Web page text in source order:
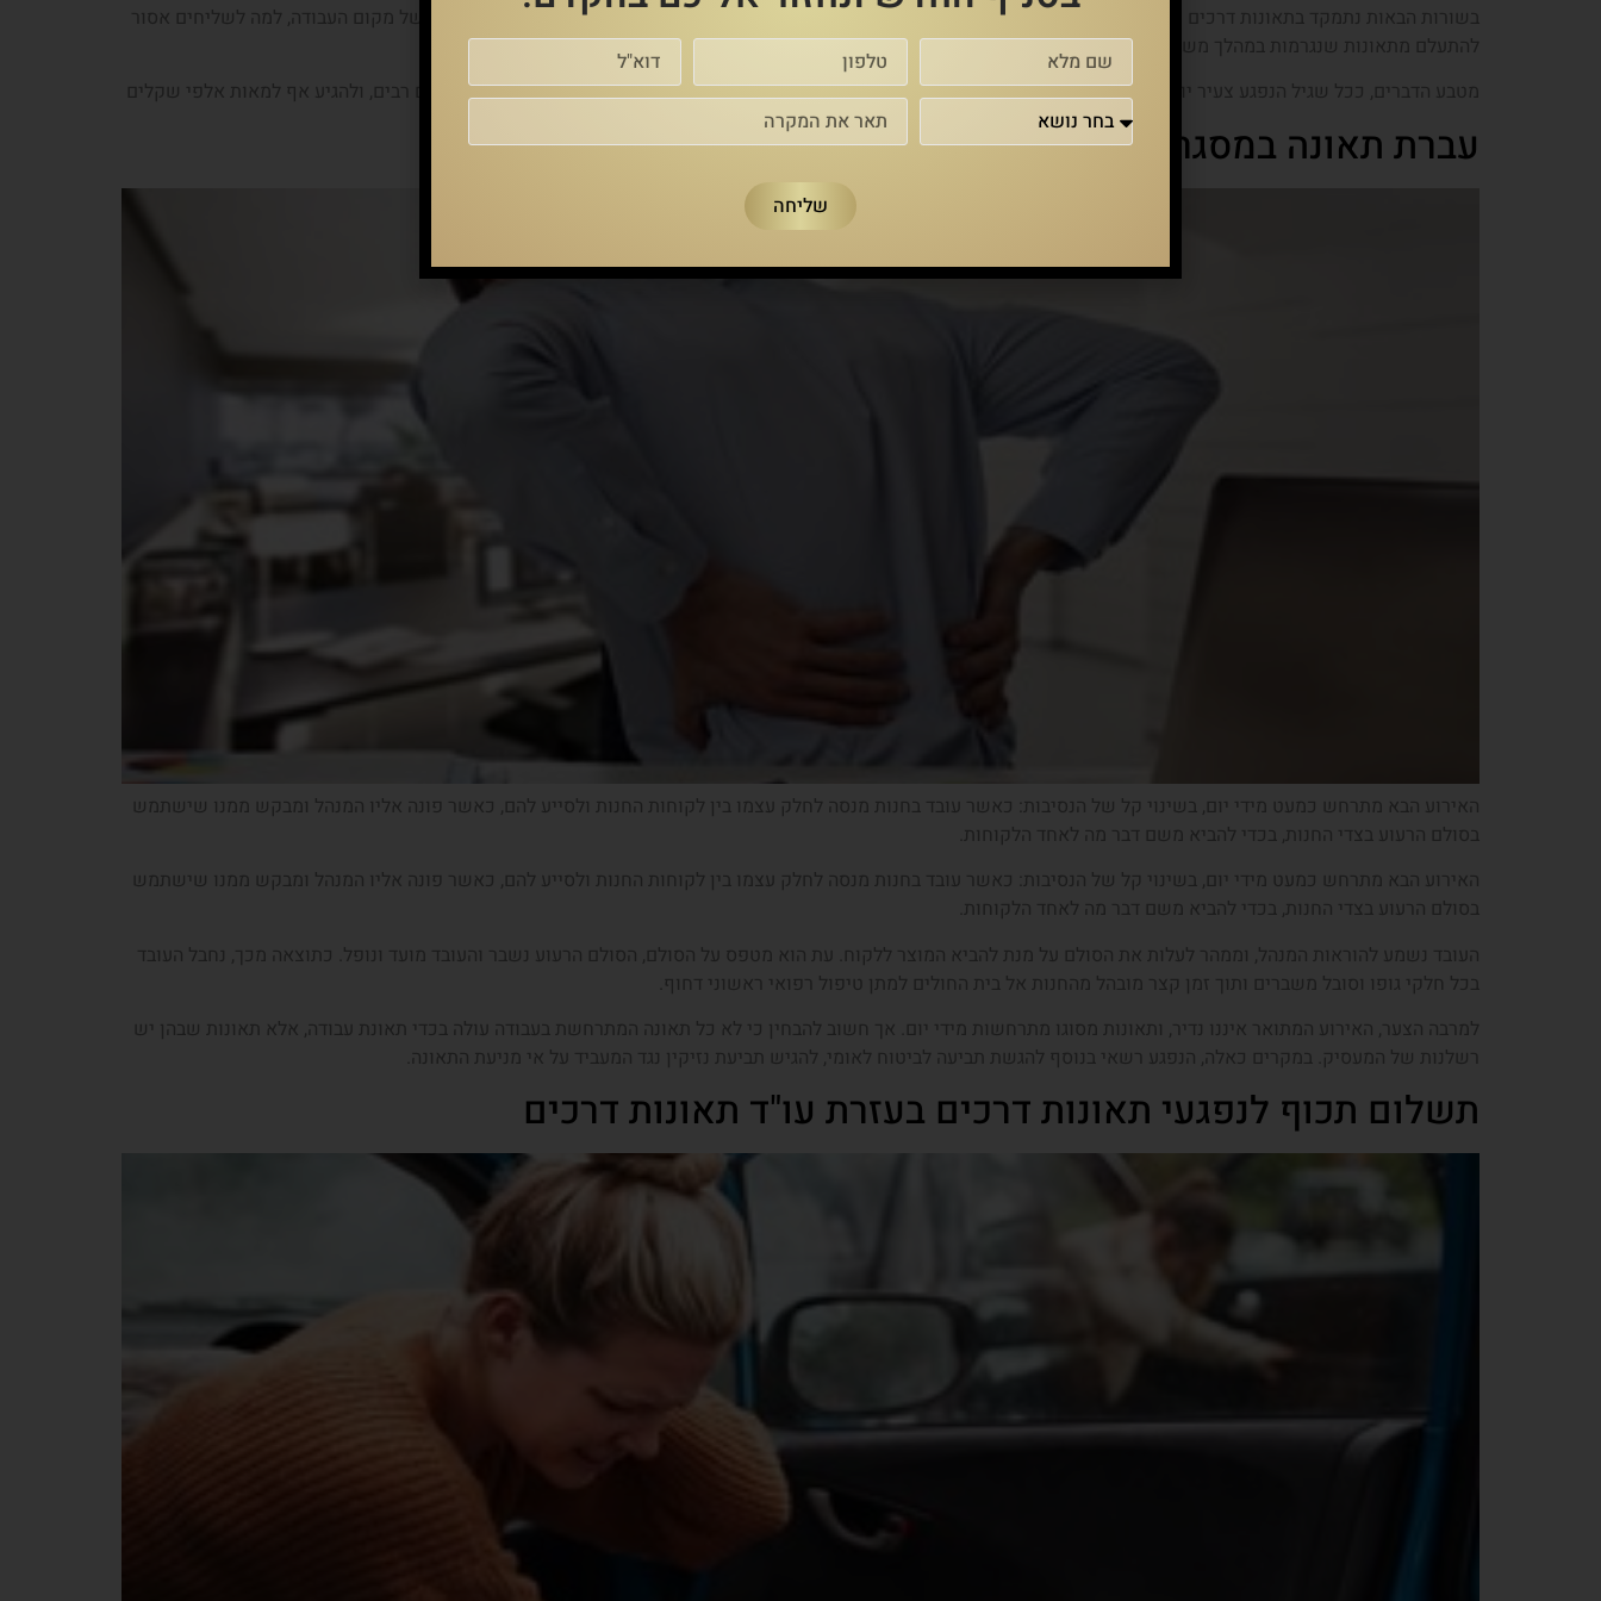
בשורות הבאות נתמקד בתאונות דרכים שבהן מעורבים שליחים ונציע כמה עצות חשובות בנושא: מה חשוב לבדוק לפני שעולים על האופנוע של מקום העבודה, למה לשליחים אסור
להתעלם מתאונות שנגרמות במהלך משמרת ומה צריך לעשות מיד לאחר תאונה כדי שלא לאבד זכויות.
מטבע הדברים, ככל שגיל הנפגע צעיר יותר, הוא עשוי לחיות לאורך זמן רב יותר, להרוויח יותר כסף ולכן גובה הפיצוי עשוי להיות גבוה במקרים רבים, ולהגיע אף למאות אלפי שקלים
עברת תאונה במסגרת העבודה ? זה הזמן לגשת ל עו"ד נזיקין
האירוע הבא מתרחש כמעט מידי יום, בשינוי קל של הנסיבות: כאשר עובד בחנות מנסה לחלק עצמו בין לקוחות החנות ולסייע להם, כאשר פונה אליו המנהל ומבקש ממנו שישתמש
בסולם הרעוע בצדי החנות, בכדי להביא משם דבר מה לאחד הלקוחות.
האירוע הבא מתרחש כמעט מידי יום, בשינוי קל של הנסיבות: כאשר עובד בחנות מנסה לחלק עצמו בין לקוחות החנות ולסייע להם, כאשר פונה אליו המנהל ומבקש ממנו שישתמש
בסולם הרעוע בצדי החנות, בכדי להביא משם דבר מה לאחד הלקוחות.
העובד נשמע להוראות המנהל, וממהר לעלות את הסולם על מנת להביא המוצר ללקוח. עת הוא מטפס על הסולם, הסולם הרעוע נשבר והעובד מועד ונופל. כתוצאה מכך, נחבל העובד
בכל חלקי גופו וסובל משברים ותוך זמן קצר מובהל מהחנות אל בית החולים למתן טיפול רפואי ראשוני דחוף.
למרבה הצער, האירוע המתואר איננו נדיר, ותאונות מסוגו מתרחשות מידי יום. אך חשוב להבחין כי לא כל תאונה המתרחשת בעבודה עולה בכדי תאונת עבודה, אלא תאונות שבהן יש
רשלנות של המעסיק. במקרים כאלה, הנפגע רשאי בנוסף להגשת תביעה לביטוח לאומי, להגיש תביעת נזיקין נגד המעביד על אי מניעת התאונה.
תשלום תכוף לנפגעי תאונות דרכים בעזרת עו"ד תאונות דרכים
שליחה